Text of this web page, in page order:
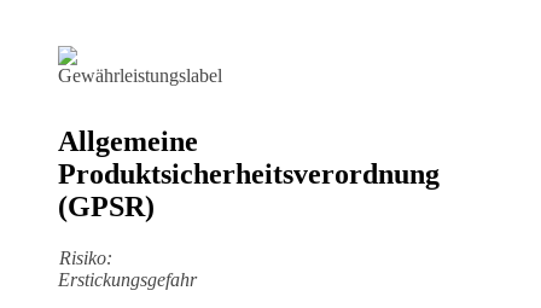
Allgemeine
Produktsicherheitsverordnung
(GPSR)
Risiko:
Erstickungsgefahr